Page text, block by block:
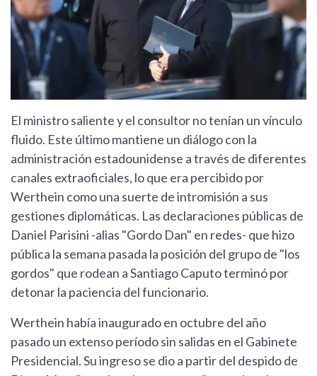
El ministro saliente y el consultor no tenían un vínculo
fluido. Este último mantiene un diálogo con la
administración estadounidense a través de diferentes
canales extraoficiales, lo que era percibido por
Werthein como una suerte de intromisión a sus
gestiones diplomáticas. Las declaraciones públicas de
Daniel Parisini -alias "Gordo Dan" en redes- que hizo
pública la semana pasada la posición del grupo de "los
gordos" que rodean a Santiago Caputo terminó por
detonar la paciencia del funcionario.
Werthein había inaugurado en octubre del año
pasado un extenso período sin salidas en el Gabinete
Presidencial. Su ingreso se dio a partir del despido de